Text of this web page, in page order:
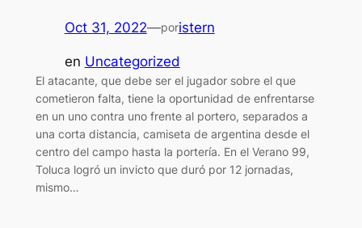
Oct 31, 2022—poristern
en Uncategorized
El atacante, que debe ser el jugador sobre el que
cometieron falta, tiene la oportunidad de enfrentarse
en un uno contra uno frente al portero, separados a
una corta distancia, camiseta de argentina desde el
centro del campo hasta la portería. En el Verano 99,
Toluca logró un invicto que duró por 12 jornadas,
mismo…